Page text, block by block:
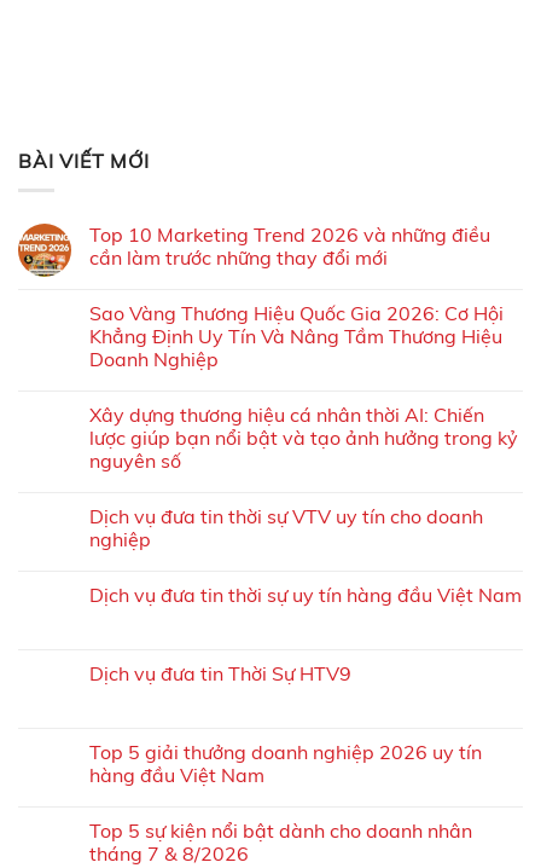
BÀI VIẾT MỚI
Top 10 Marketing Trend 2026 và những điều
cần làm trước những thay đổi mới
Sao Vàng Thương Hiệu Quốc Gia 2026: Cơ Hội
Khẳng Định Uy Tín Và Nâng Tầm Thương Hiệu
Doanh Nghiệp
Xây dựng thương hiệu cá nhân thời AI: Chiến
lược giúp bạn nổi bật và tạo ảnh hưởng trong kỷ
nguyên số
Dịch vụ đưa tin thời sự VTV uy tín cho doanh
nghiệp
Dịch vụ đưa tin thời sự uy tín hàng đầu Việt Nam
Dịch vụ đưa tin Thời Sự HTV9
Top 5 giải thưởng doanh nghiệp 2026 uy tín
hàng đầu Việt Nam
Top 5 sự kiện nổi bật dành cho doanh nhân
tháng 7 & 8/2026